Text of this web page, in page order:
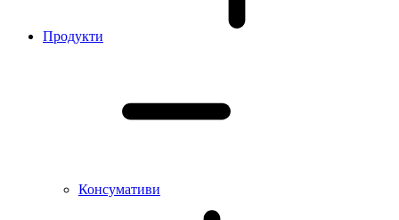
Продукти
Консумативи